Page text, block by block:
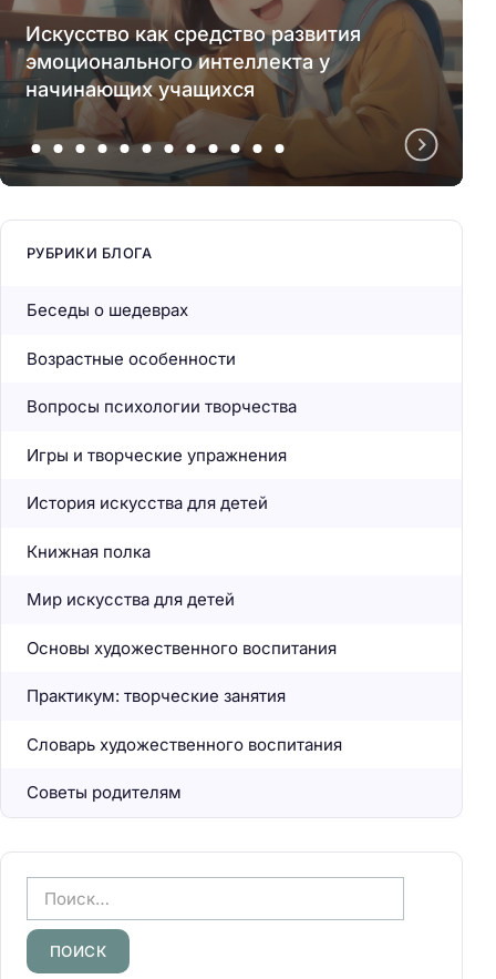
Искусство как средство развития
эмоционального интеллекта у
начинающих учащихся
РУБРИКИ БЛОГА
Беседы о шедеврах
Возрастные особенности
Вопросы психологии творчества
Игры и творческие упражнения
История искусства для детей
Книжная полка
Мир искусства для детей
Основы художественного воспитания
Практикум: творческие занятия
Словарь художественного воспитания
Советы родителям
а
й
т